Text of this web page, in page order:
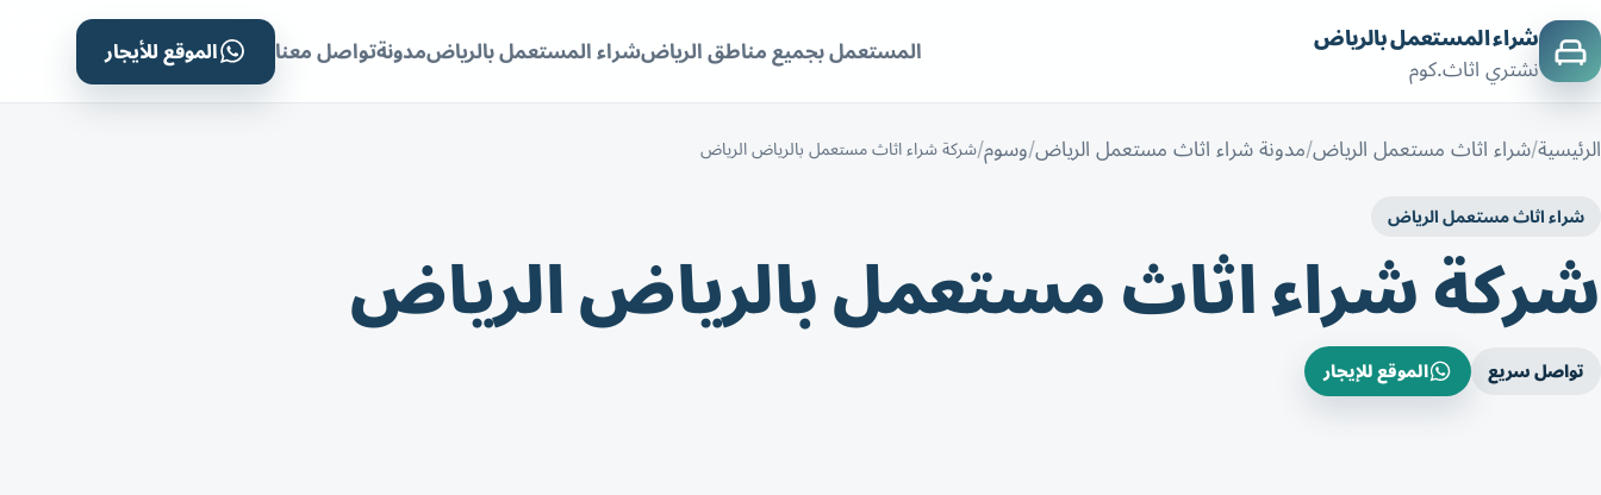
شراء المستعمل بالرياض
نشتري اثاث.كوم
المستعمل بجميع مناطق الرياضشراء المستعمل بالرياضمدونةتواصل معنا الموقع للأيجار
الرئيسية شراء اثاث مستعمل الرياض مدونة شراء اثاث مستعمل الرياض وسوم شركة شراء اثاث مستعمل بالرياض الرياض
شراء اثاث مستعمل الرياض
شركة شراء اثاث مستعمل بالرياض الرياض
تواصل سريع الموقع للإيجار